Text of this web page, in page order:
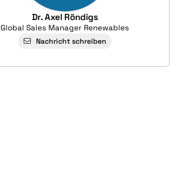
Dr. Axel Röndigs
Global Sales Manager Renewables
Nachricht schreiben